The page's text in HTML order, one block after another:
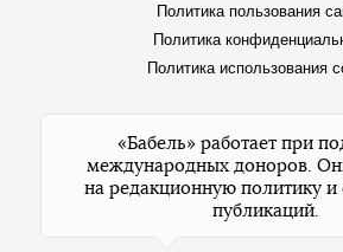
Политика пользования
Политика
Политика использования
«Бабель» работает при
международных доноров.
на редакционную политику
публикаций.